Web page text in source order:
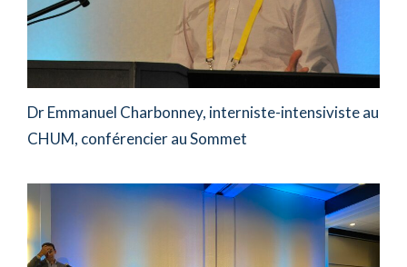
Dr Emmanuel Charbonney, interniste-intensiviste au
CHUM, conférencier au Sommet